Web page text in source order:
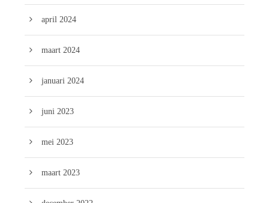
april 2024
maart 2024
januari 2024
juni 2023
mei 2023
maart 2023